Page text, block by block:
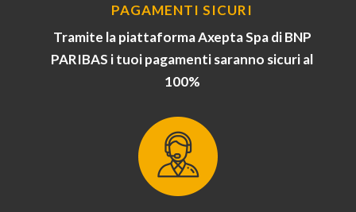
PAGAMENTI SICURI
Tramite la piattaforma Axepta Spa di BNP
PARIBAS i tuoi pagamenti saranno sicuri al
100%